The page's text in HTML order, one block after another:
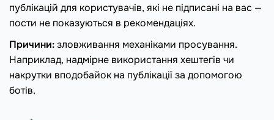
публікацій для користувачів, які не підписані на вас —
пости не показуються в рекомендаціях.
Причини:зловживання механіками просування.
Наприклад, надмірне використання хештегів чи
накрутки вподобайок на публікації за допомогою
ботів.